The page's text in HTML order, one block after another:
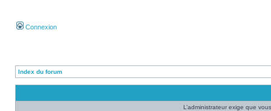
Connexion
Index du forum
L’administrateur exige que